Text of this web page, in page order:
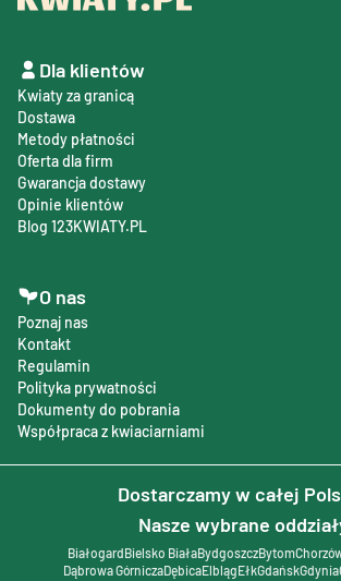
Dla klientów
Kwiaty za granicą
Dostawa
Metody płatności
Oferta dla firm
Gwarancja dostawy
Opinie klientów
Blog 123KWIATY.PL
O nas
Poznaj nas
Kontakt
Regulamin
Polityka prywatności
Dokumenty do pobrania
Współpraca z kwiaciarniami
Dostarczamy w całej
Nasze wybrane
BiałogardBielsko BiałaBydgoszczBytom
Dąbrowa GórniczaDębicaElblągEłkGdańskGdynia